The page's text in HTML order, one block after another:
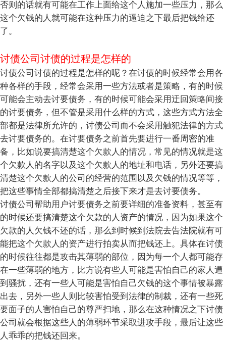
否则的话就有可能在工作上面给这个人施加一些压力，那么
这个欠钱的人就可能在这种压力的逼迫之下最后把钱给还
了。
讨债公司讨债的过程是怎样的
讨债公司讨债的过程是怎样的呢？在讨债的时候经常会用各
种各样的手段，经常会采用一些方法或者是策略，有的时候
可能会主动去讨要债务，有的时候可能会采用迂回策略间接
的讨要债务，但不管是采用什么样的方式，这些方式方法全
部都是法律所允许的，讨债公司而不会采用触犯法律的方式
去讨要债务的。在讨要债务之前首先要进行一番周密的准
备，比如说要搞清楚这个欠款人的情况，常见的情况就是这
个欠款人的名字以及这个欠款人的地址和电话，另外还要搞
清楚这个欠款人的公司的经营的范围以及欠钱的情况等等，
把这些事情全部都搞清楚之后接下来才是去讨要债务。
讨债公司帮助用户讨要债务之前要详细的准备资料，甚至有
的时候还要搞清楚这个欠款的人资产的情况，因为如果这个
欠款的人欠钱不还的话，那么到时候到法院去告法院就有可
能把这个欠款人的资产进行拍卖从而把钱还上。具体在讨债
的时候往往都是攻击其薄弱的部位，因为每一个人都可能存
在一些薄弱的地方，比方说有些人可能是害怕自己的家人遭
到骚扰，还有一些人可能是害怕自己欠钱的这个事情被暴露
出去，另外一些人则比较害怕受到法律的制裁，还有一些死
要面子的人害怕自己的尊严扫地，那么在这种情况之下讨债
公司就会根据这些人的薄弱环节采取进攻手段，最后让这些
人乖乖的把钱还回来。